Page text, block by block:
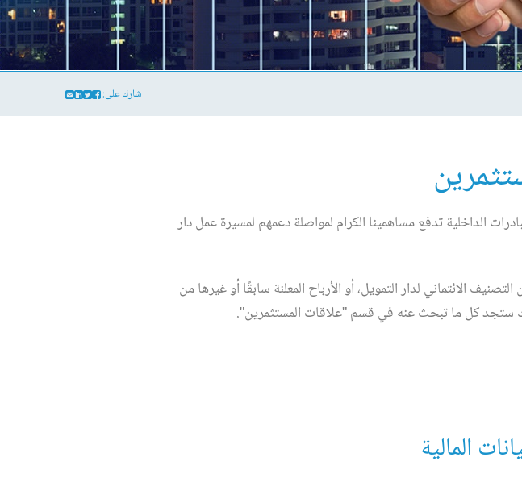
شارك على:
الداخلية تدفع مساهمينا الكرام لمواصلة دعمهم لمسيرة عمل دار
الائتماني لدار التمويل، أو الأرباح المعلنة سابقًا أو غيرها من
ستجد كل ما تبحث عنه في قسم "علاقات المستثمرين".
المالية